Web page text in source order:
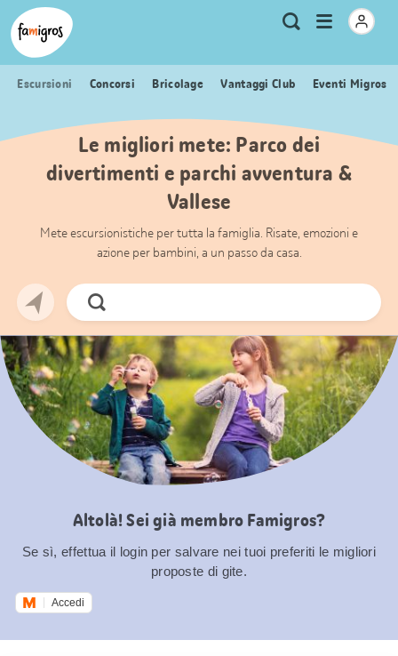
Navigazione
segnalibri
Header
Logo Metanavigazione
Ricerca
Apri
menu
Escursioni Concorsi Bricolage Vantaggi Club Eventi Migros
Le migliori mete: Parco dei
divertimenti e parchi avventura &
Vallese
Mete escursionistiche per tutta la famiglia. Risate, emozioni e
azione per bambini, a un passo da casa.
Cerca
ora
Altolà! Sei già membro Famigros?
Se sì, effettua il login per salvare nei tuoi preferiti le migliori
proposte di gite.
Accedi